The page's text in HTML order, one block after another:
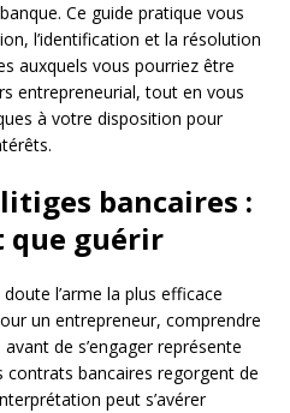
Ce guide pratique vous
l’identification et la résolution
auxquels vous pourriez être
entrepreneurial, tout en vous
à votre disposition pour
bancaires :
guérir
l’arme la plus efficace
un entrepreneur, comprendre
de s’engager représente
bancaires regorgent de
peut s’avérer